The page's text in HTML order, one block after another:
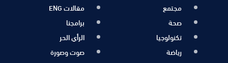
مجتمع
صحة
تكنولوجيا
رياضة
مقالات ENG
برامجنا
الرأي الحر
صوت وصورة